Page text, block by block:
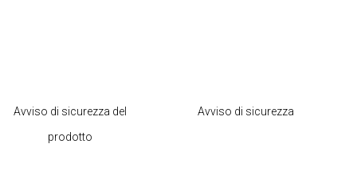
Avviso di sicurezza del
prodotto
Avviso di sicurezza